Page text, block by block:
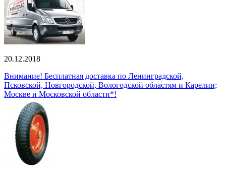
20.12.2018
Внимание! Бесплатная доставка по Ленинградской,
Псковской, Новгородской, Вологодской областям и Карелии;
Москве и Московской области*!